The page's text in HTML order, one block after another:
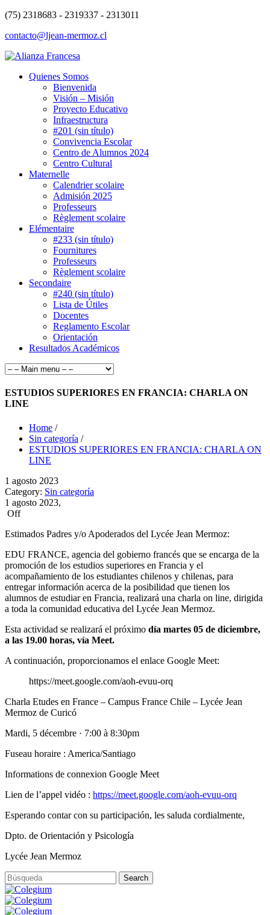
(75) 2318683 - 2319337 - 2313011
contacto@ljean-mermoz.cl
Quienes Somos
Bienvenida
Visión – Misión
Proyecto Educativo
Infraestructura
#201 (sin título)
Convivencia Escolar
Centro de Alumnos 2024
Centro Cultural
Maternelle
Calendrier scolaire
Admisión 2025
Professeurs
Règlement scolaire
Elémentaire
#233 (sin título)
Fournitures
Professeurs
Règlement scolaire
Secondaire
#240 (sin título)
Lista de Útiles
Docentes
Reglamento Escolar
Orientación
Resultados Académicos
ESTUDIOS SUPERIORES EN FRANCIA: CHARLA ON
LINE
Home /
Sin categoría /
ESTUDIOS SUPERIORES EN FRANCIA: CHARLA ON
LINE
1 agosto 2023
Category: Sin categoría
1 agosto 2023,
Off
Estimados Padres y/o Apoderados del Lycée Jean Mermoz:
EDU FRANCE, agencia del gobierno francés que se encarga de la
promoción de los estudios superiores en Francia y el
acompañamiento de los estudiantes chilenos y chilenas, para
entregar información acerca de la posibilidad que tienen los
alumnos de estudiar en Francia, realizará una charla on line, dirigida
a toda la comunidad educativa del Lycée Jean Mermoz.
Esta actividad se realizará el próximo día martes 05 de diciembre,
a las 19.00 horas, vía Meet.
A continuación, proporcionamos el enlace Google Meet:
https://meet.google.com/aoh-evuu-orq
Charla Etudes en France – Campus France Chile – Lycée Jean
Mermoz de Curicó
Mardi, 5 décembre · 7:00 à 8:30pm
Fuseau horaire : America/Santiago
Informations de connexion Google Meet
Lien de l’appel vidéo : https://meet.google.com/aoh-evuu-orq
Esperando contar con su participación, les saluda cordialmente,
Dpto. de Orientación y Psicología
Lycée Jean Mermoz